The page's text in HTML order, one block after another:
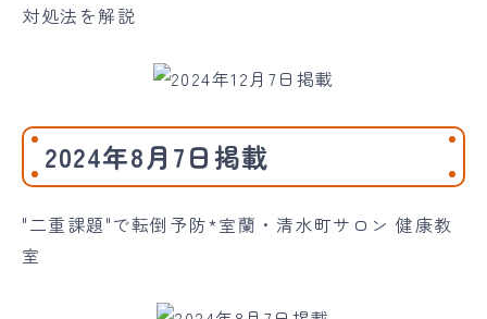
対処法を解説
2024年8月7日掲載
"二重課題"で転倒予防*室蘭・清水町サロン 健康教
室